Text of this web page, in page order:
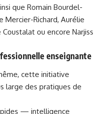
que Romain Bourdel-
Mercier-Richard, Aurélie
Coustalat ou encore Narjiss
enseignante
cette initiative
large des pratiques de
— intelligence